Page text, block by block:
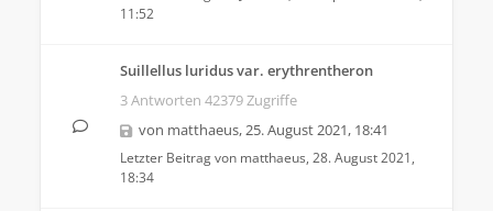
11:52
Suillellus luridus var. erythrentheron
3 Antworten 42379 Zugriffe
von matthaeus,25. August 2021, 18:41
Letzter Beitrag von matthaeus, 28. August 2021,
18:34